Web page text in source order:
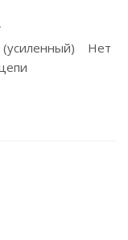
(усиленный) Нет